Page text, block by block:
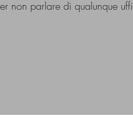
non parlare di qualunque